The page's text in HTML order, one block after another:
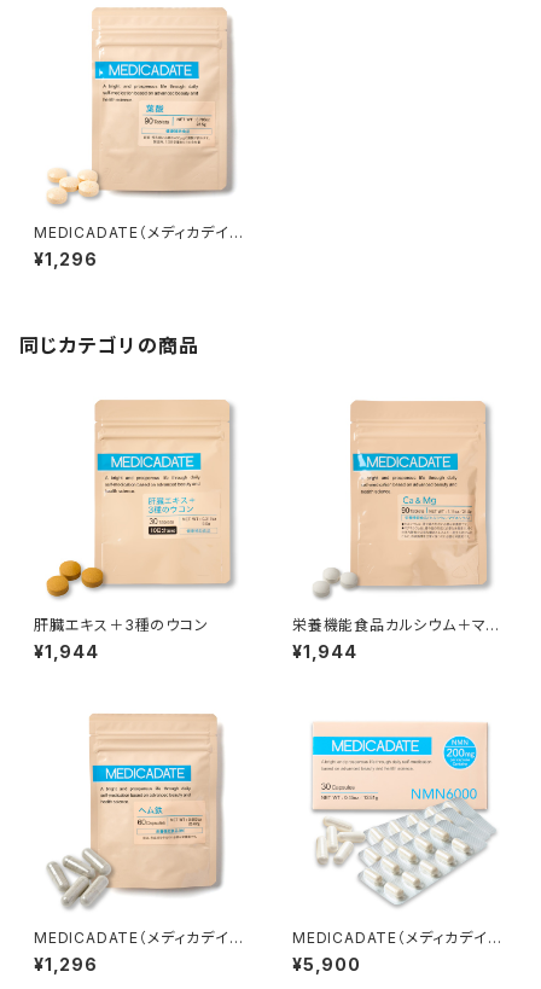
MEDICADATE（メディカデイ
ト）葉酸サプリメント
¥1,296
同じカテゴリの商品
肝臓エキス＋3種のウコン
¥1,944
栄養機能食品カルシウム＋マグ
ネシウムサプリ
¥1,944
MEDICADATE（メディカデイ
ト）ヘム鉄サプリメント【栄養機
能性食品】
¥1,296
MEDICADATE（メディカデイ
ト）NMNサプリメント6000mg
¥5,900